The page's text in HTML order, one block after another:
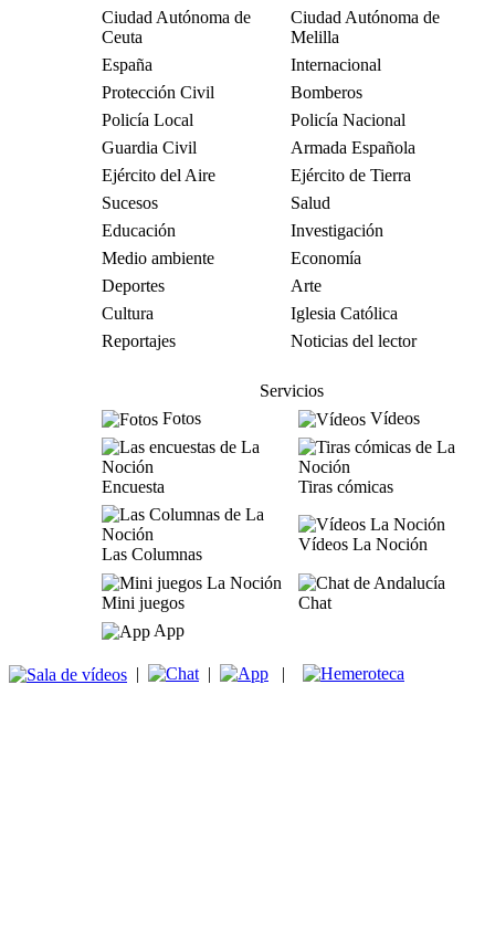
Ciudad Autónoma de
Ceuta
Ciudad Autónoma de
Melilla
España
Internacional
Protección Civil
Bomberos
Policía Local
Policía Nacional
Guardia Civil
Armada Española
Ejército del Aire
Ejército de Tierra
Sucesos
Salud
Educación
Investigación
Medio ambiente
Economía
Deportes
Arte
Cultura
Iglesia Católica
Reportajes
Noticias del lector
Servicios
Fotos
Vídeos
Encuesta Tiras cómicas
Las Columnas
Vídeos La Noción
Mini juegos
Chat
App
| | |